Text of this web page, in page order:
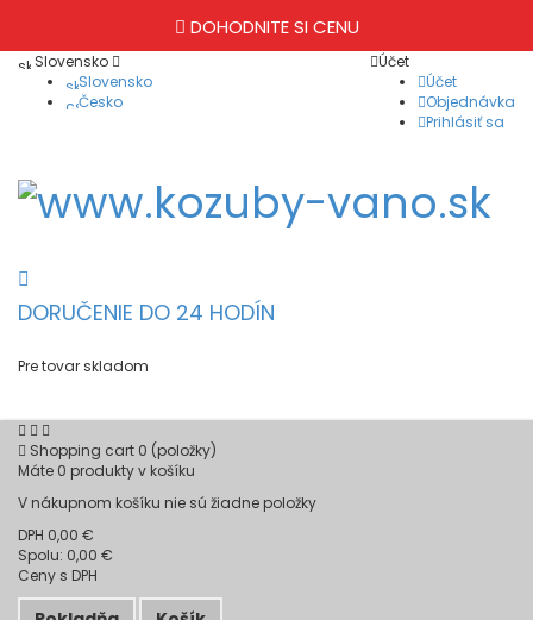
DOHODNITE SI CENU
Účet
Účet
Objednávka
Prihlásiť sa
Slovensko
Slovensko
Česko
DORUČENIE DO 24 HODÍN
Pre tovar skladom
Shopping cart 0 (položky)
Máte 0 produkty v košíku
V nákupnom košíku nie sú žiadne položky
DPH 0,00 €
Spolu: 0,00 €
Ceny s DPH